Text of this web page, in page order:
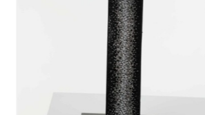
Turcia.
Vă mulțumim că ați
îmbrăcăminte pentru femei